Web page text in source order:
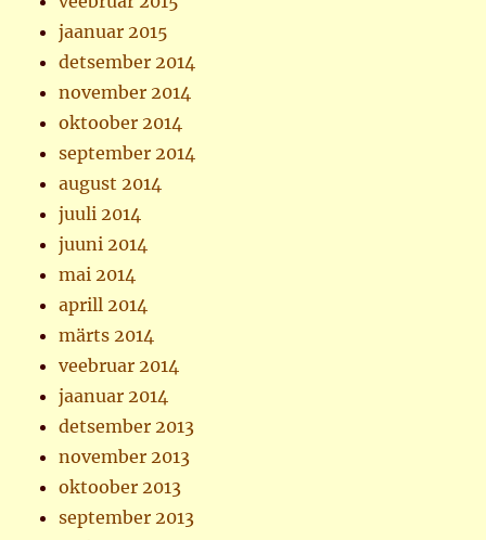
jaanuar 2015
detsember 2014
november 2014
oktoober 2014
september 2014
august 2014
juuli 2014
juuni 2014
mai 2014
aprill 2014
märts 2014
veebruar 2014
jaanuar 2014
detsember 2013
november 2013
oktoober 2013
september 2013